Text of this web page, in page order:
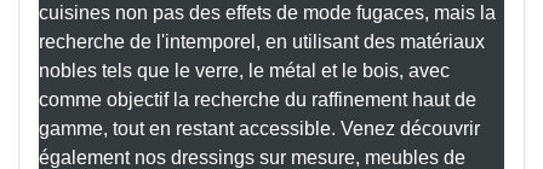
cuisines non pas des effets de mode fugaces, mais la
recherche de l'intemporel, en utilisant des matériaux
nobles tels que le verre, le métal et le bois, avec
comme objectif la recherche du raffinement haut de
gamme, tout en restant accessible. Venez découvrir
également nos dressings sur mesure, meubles de